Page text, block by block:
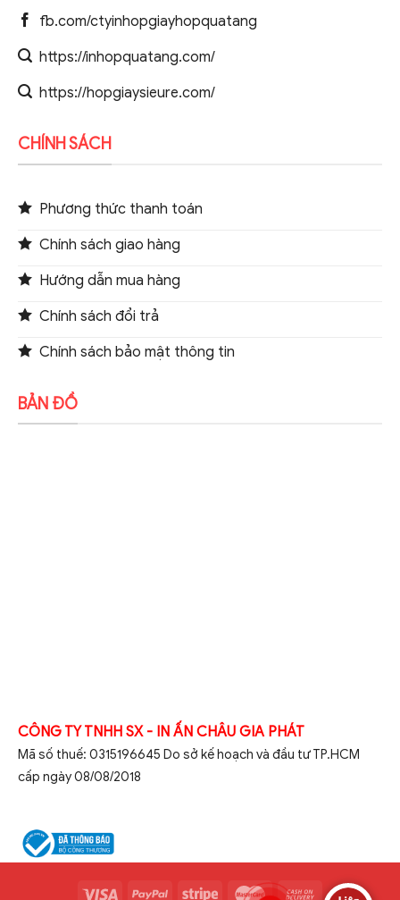
fb.com/ctyinhopgiayhopquatang
https://inhopquatang.com/
https://hopgiaysieure.com/
CHÍNH SÁCH
Phương thức thanh toán
Chính sách giao hàng
Hướng dẫn mua hàng
Chính sách đổi trả
Chính sách bảo mật thông tin
BẢN ĐỒ
CÔNG TY TNHH SX - IN ẤN CHÂU GIA PHÁT
Mã số thuế: 0315196645 Do sở kế hoạch và đầu tư TP.HCM
cấp ngày 08/08/2018